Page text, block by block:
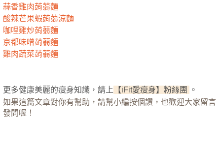
蒜香雞肉蒟蒻麵
酸辣芒果蝦蒟蒻涼麵
咖哩雞炒蒟蒻麵
京都味噌蒟蒻麵
雞肉蔬菜蒟蒻麵
更多健康美麗的瘦身知識，請上 【iFit愛瘦身】粉絲團
。
如果這篇文章對你有幫助，請幫小編按個讚，也歡迎大家留言
發問喔！